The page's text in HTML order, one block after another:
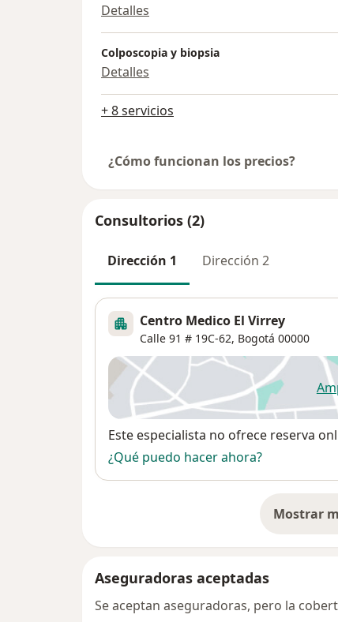
Detalles
Colposcopia y biopsia
Detalles
+ 8 servicios
¿Cómo funcionan los precios?
Consultorios (2)
Dirección 1 Dirección 2
Centro Medico El Virrey
Calle 91 # 19C-62, Bogotá 00000
Disponibilidad
Este especialista no ofrece reserva
¿Qué puedo hacer ahora?
Mostrar
Aseguradoras aceptadas
Se aceptan aseguradoras, pero la